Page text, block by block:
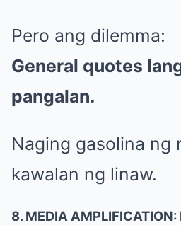
Pero ang dilemma:
General quotes
pangalan.
Naging gasolina ng
kawalan ng linaw.
8. MEDIA AMPLIFICATION: